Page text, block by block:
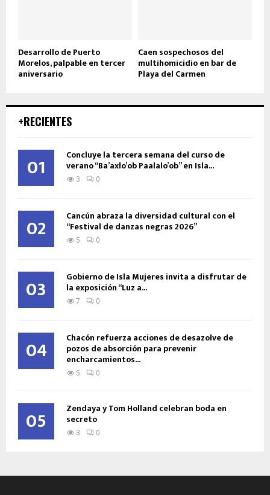
Desarrollo de Puerto
Morelos, palpable en tercer
aniversario
Caen sospechosos del
multihomicidio en bar de
Playa del Carmen
+RECIENTES
01 Concluye la tercera semana del curso de
verano “Ba’axlo’ob Paalalo’ob” en Isla...
3 0
02 Cancún abraza la diversidad cultural con el
“Festival de danzas negras 2026”
5 0
03 Gobierno de Isla Mujeres invita a disfrutar de
la exposición “Luz a...
7 0
04 Chacón refuerza acciones de desazolve de
pozos de absorción para prevenir
encharcamientos...
5 0
05 Zendaya y Tom Holland celebran boda en
secreto
3 0